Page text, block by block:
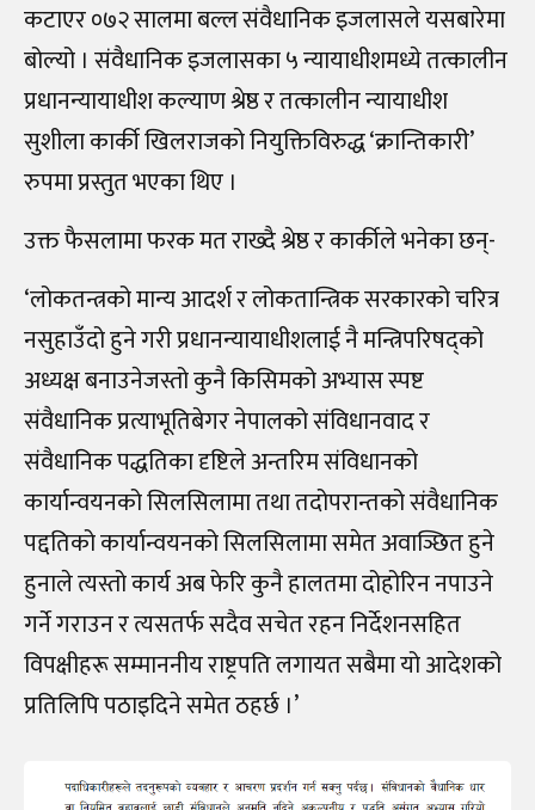
कटाएर ०७२ सालमा बल्ल संवैधानिक इजलासले यसबारेमा
बोल्यो । संवैधानिक इजलासका ५ न्यायाधीशमध्ये तत्कालीन
प्रधानन्यायाधीश कल्याण श्रेष्ठ र तत्कालीन न्यायाधीश
सुशीला कार्की खिलराजको नियुक्तिविरुद्ध ‘क्रान्तिकारी’
रुपमा प्रस्तुत भएका थिए ।
उक्त फैसलामा फरक मत राख्दै श्रेष्ठ र कार्कीले भनेका छन्-
‘लोकतन्त्रको मान्य आदर्श र लोकतान्त्रिक सरकारको चरित्र
नसुहाउँदो हुने गरी प्रधानन्यायाधीशलाई नै मन्त्रिपरिषद्को
अध्यक्ष बनाउनेजस्तो कुनै किसिमको अभ्यास स्पष्ट
संवैधानिक प्रत्याभूतिबेगर नेपालको संविधानवाद र
संवैधानिक पद्धतिका दृष्टिले अन्तरिम संविधानको
कार्यान्वयनको सिलसिलामा तथा तदोपरान्तको संवैधानिक
पद्दतिको कार्यान्वयनको सिलसिलामा समेत अवाञ्छित हुने
हुनाले त्यस्तो कार्य अब फेरि कुनै हालतमा दोहोरिन नपाउने
गर्ने गराउन र त्यसतर्फ सदैव सचेत रहन निर्देशनसहित
विपक्षीहरू सम्माननीय राष्ट्रपति लगायत सबैमा यो आदेशको
प्रतिलिपि पठाइदिने समेत ठहर्छ ।’